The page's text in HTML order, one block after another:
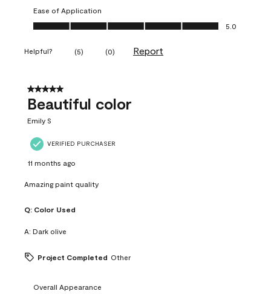
Ease of Application
Ease of Application, 5.0 out of 5
5.0
Helpful? (5) (0) Report
5 out of 5 stars.
Beautiful color
Emily S
VERIFIED PURCHASER
11 months ago
Amazing paint quality
Q: Color Used
A: Dark olive
Project Completed Other
Overall Appearance